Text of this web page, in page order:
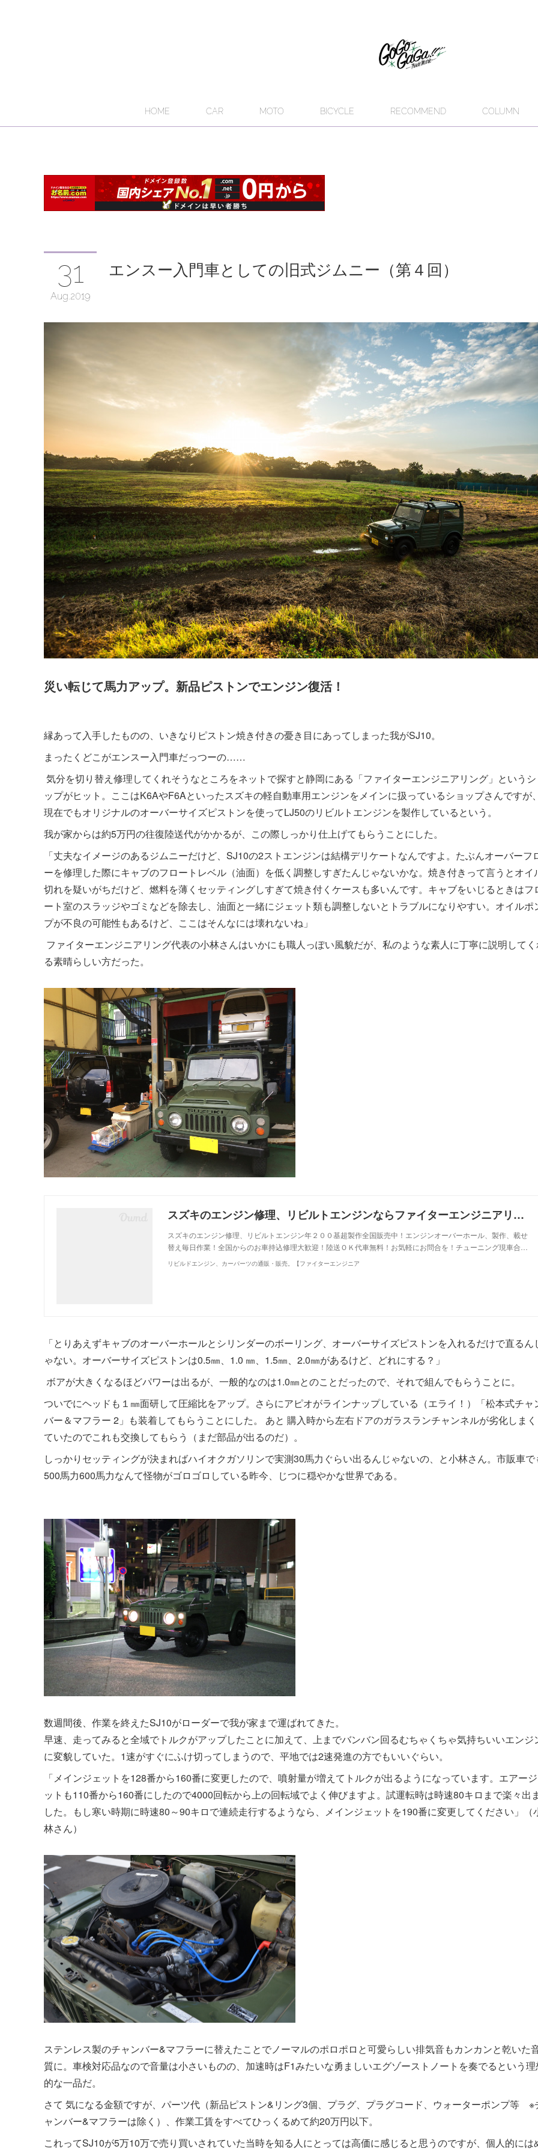
HOME CAR MOTO BICYCLE RECOMMEND COLUMN
31
Aug 2019
エンスー入門車としての旧式ジムニー（第４回）
災い転じて馬力アップ。新品ピストンでエンジン復活！
縁あって入手したものの、いきなりピストン焼き付きの憂き目にあってしまった我がSJ10。
まったくどこがエンスー入門車だっつーの……
気分を切り替え修理してくれそうなところをネットで探すと静岡にある「ファイターエンジニアリング」というシ
ップがヒット。ここはK6AやF6Aといったスズキの軽自動車用エンジンをメインに扱っているショップさんですが、
現在でもオリジナルのオーバーサイズピストンを使ってLJ50のリビルトエンジンを製作しているという。
我が家からは約5万円の往復陸送代がかかるが、この際しっかり仕上げてもらうことにした。
「丈夫なイメージのあるジムニーだけど、SJ10の2ストエンジンは結構デリケートなんですよ。たぶんオーバーフ
ーを修理した際にキャブのフロートレベル（油面）を低く調整しすぎたんじゃないかな。焼き付きって言うとオイ
切れを疑いがちだけど、燃料を薄くセッティングしすぎて焼き付くケースも多いんです。キャブをいじるときはフ
ート室のスラッジやゴミなどを除去し、油面と一緒にジェット類も調整しないとトラブルになりやすい。オイルポ
プが不良の可能性もあるけど、ここはそんなには壊れないね」
ファイターエンジニアリング代表の小林さんはいかにも職人っぽい風貌だが、私のような素人に丁寧に説明して
る素晴らしい方だった。
スズキのエンジン修理、リビルトエンジンならファイターエンジニアリング全国対応エンジンオーバーホール重整備
スズキのエンジン修理、リビルトエンジン年２００基超製作全国販売中！エンジンオーバーホール、製作、載せ
替え毎日作業！全国からのお車持込修理大歓迎！陸送ＯＫ代車無料！お気軽にお問合を！チューニング現車合…
リビルドエンジン、カーパーツの通販・販売。【ファイターエンジニア
「とりあえずキャブのオーバーホールとシリンダーのボーリング、オーバーサイズピストンを入れるだけで直るん
ゃない。オーバーサイズピストンは0.5㎜、1.0 ㎜、1.5㎜、2.0㎜があるけど、どれにする？」
ボアが大きくなるほどパワーは出るが、一般的なのは1.0㎜とのことだったので、それで組んでもらうことに。
ついでにヘッドも１㎜面研して圧縮比をアップ。さらにアピオがラインナップしている（エライ！）「松本式チャ
バー＆マフラー 2」も装着してもらうことにした。 あと 購入時から左右ドアのガラスランチャンネルが劣化しま
ていたのでこれも交換してもらう（まだ部品が出るのだ）。
しっかりセッティングが決まればハイオクガソリンで実測30馬力ぐらい出るんじゃないの、と小林さん。市販車で
500馬力600馬力なんて怪物がゴロゴロしている昨今、じつに穏やかな世界である。
数週間後、作業を終えたSJ10がローダーで我が家まで運ばれてきた。
早速、走ってみると全域でトルクがアップしたことに加えて、上までバンバン回るむちゃくちゃ気持ちいいエンジ
に変貌していた。1速がすぐにふけ切ってしまうので、平地では2速発進の方でもいいぐらい。
「メインジェットを128番から160番に変更したので、噴射量が増えてトルクが出るようになっています。エアー
ットも110番から160番にしたので4000回転から上の回転域でよく伸びますよ。試運転時は時速80キロまで楽々出ま
した。もし寒い時期に時速80～90キロで連続走行するようなら、メインジェットを190番に変更してください」（
林さん）
ステンレス製のチャンバー&マフラーに替えたことでノーマルのポロポロと可愛らしい排気音もカンカンと乾いた
質に。車検対応品なので音量は小さいものの、加速時はF1みたいな勇ましいエグゾーストノートを奏でるという理
的な一品だ。
さて 気になる金額ですが、パーツ代（新品ピストン&リング3個、プラグ、プラグコード、ウォーターポンプ等 ※
ャンバー&マフラーは除く）、作業工賃をすべてひっくるめて約20万円以下。
これってSJ10が5万10万で売り買いされていた当時を知る人にとっては高価に感じると思うのですが、個人的には